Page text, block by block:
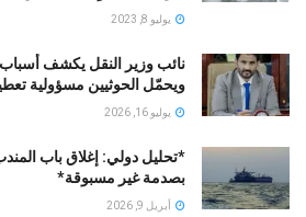
يوليو 8, 2023
نائب وزير النقل يكشف
ويحمّل الحوثيين مسؤولية
يوليو 16, 2026
*تحليل دولي: إغلاق باب المندب
بصدمة غير مسبوقة*
أبريل 9, 2026